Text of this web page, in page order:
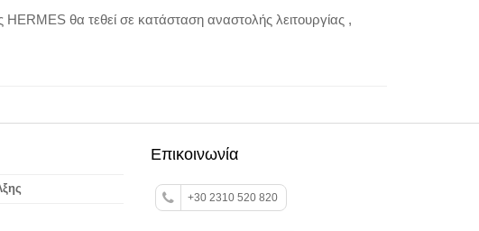
θα τεθεί σε κατάσταση αναστολής λειτουργίας ,
Επικοινωνία
+30 2310 520 820